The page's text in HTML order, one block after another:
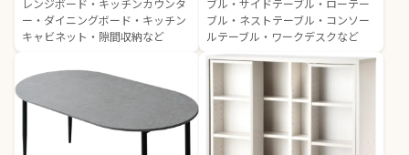
ー・ダイニングボード・キッチン
キャビネット・隙間収納など
ブル・ネストテーブル・コンソー
ルテーブル・ワークデスクなど